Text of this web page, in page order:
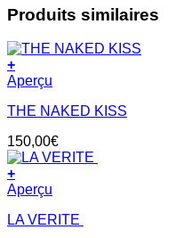
Produits similaires
+
Aperçu
THE NAKED KISS
150,00€
+
Aperçu
LA VERITE